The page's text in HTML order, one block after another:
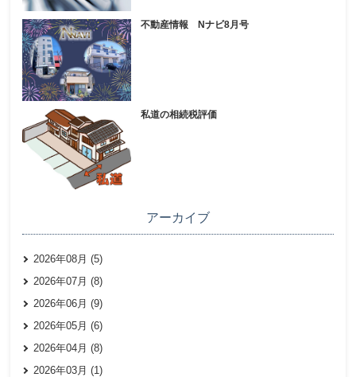
不動産情報 Nナビ8月号
私道の相続税評価
アーカイブ
2026年08月 (5)
2026年07月 (8)
2026年06月 (9)
2026年05月 (6)
2026年04月 (8)
2026年03月 (1)